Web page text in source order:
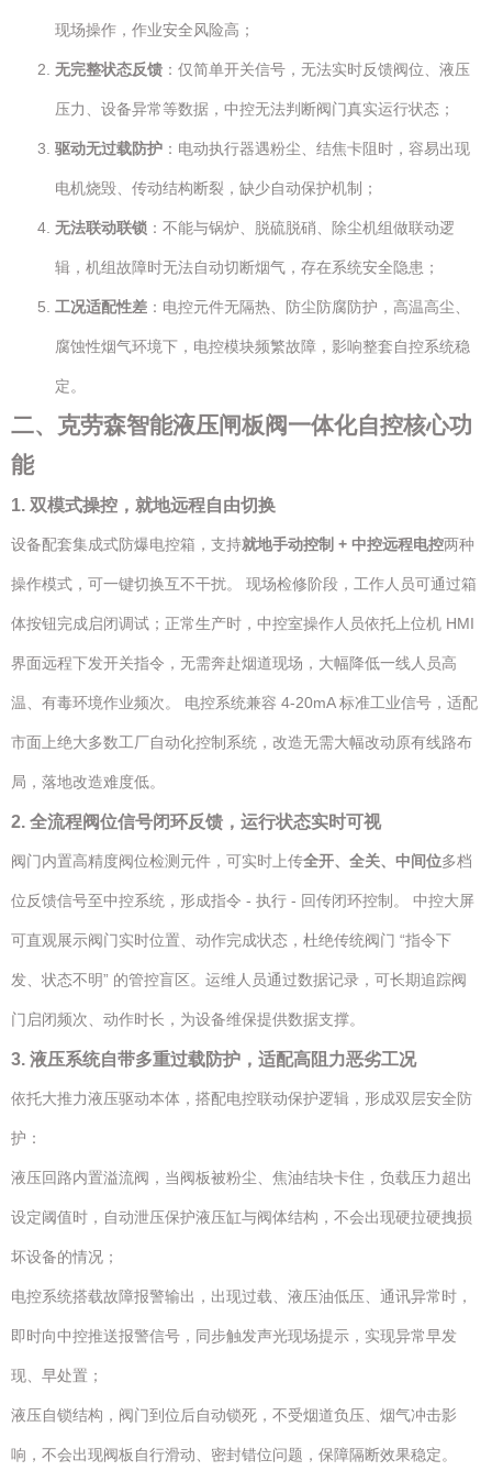
现场操作，作业安全风险高；
无完整状态反馈 ：仅简单开关信号，无法实时反馈阀位、液压
压力、设备异常等数据，中控无法判断阀门真实运行状态；
驱动无过载防护 ：电动执行器遇粉尘、结焦卡阻时，容易出现
电机烧毁、传动结构断裂，缺少自动保护机制；
无法联动联锁 ：不能与锅炉、脱硫脱硝、除尘机组做联动逻
辑，机组故障时无法自动切断烟气，存在系统安全隐患；
工况适配性差 ：电控元件无隔热、防尘防腐防护，高温高尘、
腐蚀性烟气环境下，电控模块频繁故障，影响整套自控系统稳
定。
二、克劳森智能液压闸板阀一体化自控核心功
能
1. 双模式操控，就地远程自由切换
设备配套集成式防爆电控箱，支持就地手动控制 + 中控远程电控两种
操作模式，可一键切换互不干扰。 现场检修阶段，工作人员可通过箱
体按钮完成启闭调试；正常生产时，中控室操作人员依托上位机 HMI
界面远程下发开关指令，无需奔赴烟道现场，大幅降低一线人员高
温、有毒环境作业频次。 电控系统兼容 4-20mA 标准工业信号，适配
市面上绝大多数工厂自动化控制系统，改造无需大幅改动原有线路布
局，落地改造难度低。
2. 全流程阀位信号闭环反馈，运行状态实时可视
阀门内置高精度阀位检测元件，可实时上传全开、全关、中间位多档
位反馈信号至中控系统，形成指令 - 执行 - 回传闭环控制。 中控大屏
可直观展示阀门实时位置、动作完成状态，杜绝传统阀门 “指令下
发、状态不明” 的管控盲区。运维人员通过数据记录，可长期追踪阀
门启闭频次、动作时长，为设备维保提供数据支撑。
3. 液压系统自带多重过载防护，适配高阻力恶劣工况
依托大推力液压驱动本体，搭配电控联动保护逻辑，形成双层安全防
护：
液压回路内置溢流阀，当阀板被粉尘、焦油结块卡住，负载压力超出
设定阈值时，自动泄压保护液压缸与阀体结构，不会出现硬拉硬拽损
坏设备的情况；
电控系统搭载故障报警输出，出现过载、液压油低压、通讯异常时，
即时向中控推送报警信号，同步触发声光现场提示，实现异常早发
现、早处置；
液压自锁结构，阀门到位后自动锁死，不受烟道负压、烟气冲击影
响，不会出现阀板自行滑动、密封错位问题，保障隔断效果稳定。